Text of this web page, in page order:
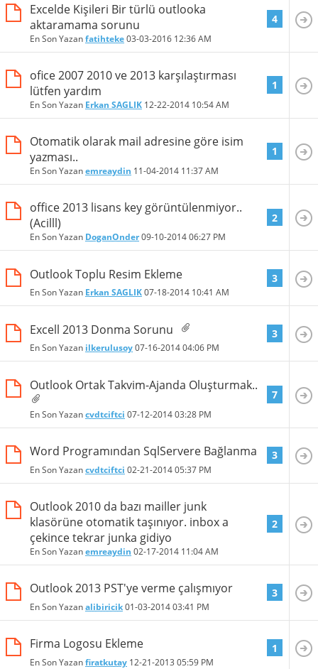
Excelde Kişileri Bir türlü outlooka
aktaramama sorunu
En Son Yazanfatihteke03-03-2016 12:36 AM
4
ofice 2007 2010 ve 2013 karşılaştırması
lütfen yardım
En Son Yazan Erkan SAGLIK 12-22-2014 10:54 AM
1
Otomatik olarak mail adresine göre isim
yazması..
En Son Yazanemreaydin 11-04-2014 11:37 AM
1
office 2013 lisans key görüntülenmiyor..
(Acilll)
En Son Yazan DoganOnder09-10-201406:27 PM
2
Outlook Toplu Resim Ekleme
En Son Yazan Erkan SAGLIK07-18-2014 10:41 AM
3
Excell 2013 Donma Sorunu
En Son Yazan ilkerulusoy07-16-201404:06 PM
3
Outlook Ortak Takvim-Ajanda Oluşturmak..
En Son Yazancvdtciftci 07-12-201403:28 PM
7
Word Programından SqlServere Bağlanma
En Son Yazancvdtciftci 02-21-201405:37 PM
3
Outlook 2010 da bazı mailler junk
klasörüne otomatik taşınıyor. inbox a
çekince tekrar junka gidiyo
En Son Yazanemreaydin 02-17-2014 11:04 AM
2
Outlook 2013 PST'ye verme çalışmıyor
En Son Yazanalibiricik01-03-201403:41 PM
3
Firma Logosu Ekleme
En Son Yazanfiratkutay 12-21-2013 05:59 PM
1